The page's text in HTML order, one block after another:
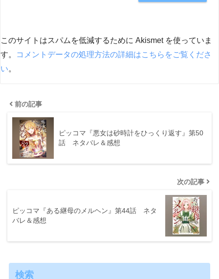
このサイトはスパムを低減するために Akismet を使っていま
す。
コメントデータの処理方法の詳細はこちらをご覧くださ
い。
前の記事
ピッコマ『悪女は砂時計をひっくり返す』第50
話 ネタバレ＆感想
次の記事
ピッコマ『ある継母のメルヘン』第44話 ネタ
バレ＆感想
検索